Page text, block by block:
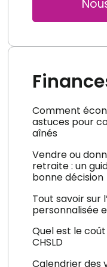
Comment
astuces pour
aînés
Vendre ou
retraite : un
bonne décision
Tout savoir sur
personnalisée
Quel est le
CHSLD
Calendrier des